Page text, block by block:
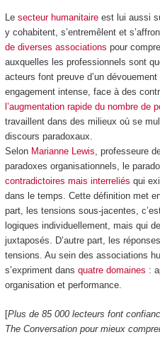
Le secteur humanitaireest lui aussi
y cohabitent, s’entremêlent et
de diverses associations pour
auxquelles les professionnels sont
acteurs font preuve d’un
engagement intense, face à des
l’augmentation rapide du nombre de
travaillent dans des milieux où se
discours paradoxaux.
Selon Marianne Lewis, professeure
paradoxes organisationnels, le
contradictoires mais interreliés qui
dans le temps. Cette définition met
part, les tensions sous-jacentes,
logiques individuellement, mais qui
juxtaposés. D’autre part, les
tensions. Au sein des associations
s’expriment dans quatre domaines :
organisation et performance.
[Plus de 85 000 lecteurs font
The Conversation pour mieux